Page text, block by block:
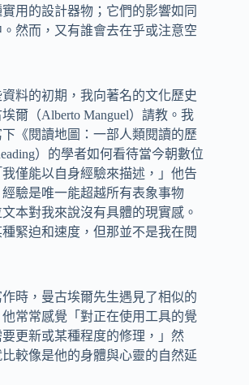
用的設計器物；它們的影響如同
然而，又有誰會去在乎或注意空
料的初期，我向著名的文化歷史
爾（Alberto Manguel）請教。我
《閱讀地圖：一部人類閱讀的歷
）的學者如何看待當今朝數位
僅能以自身經驗來描述，」他告
驗是唯一能超越所有表象事物
本對我來說沒有具體的現實感。
緊迫和速度，但那並不是我在閱
時，曼古埃爾先生遇見了相似的
常常感覺「對正在使用工具的覺
更新或某種程度的修理，」然
較像是他的身體與心靈的自然延